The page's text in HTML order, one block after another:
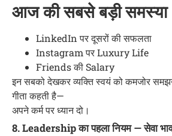
आज की सबसे बड़ी समस्या
LinkedIn पर दूसरों की सफलता
Instagram पर Luxury Life
Friends की Salary
इन सबको देखकर व्यक्ति स्वयं को कमजोर
गीता कहती है—
अपने कर्म पर ध्यान दो।
8. Leadership का पहला नियम — सेवा